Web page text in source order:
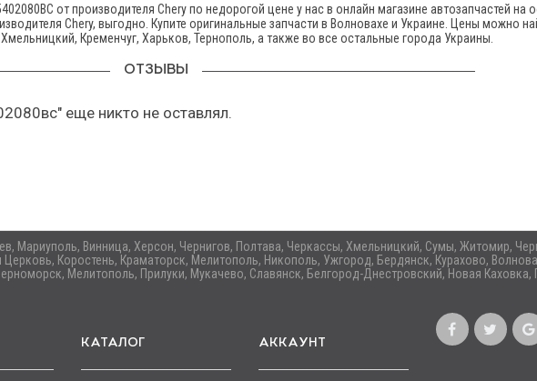
от производителя Chery по недорогой цене у нас в онлайн магазине автозапчастей на
Chery, выгодно. Купите оригинальные запчасти в Волновахе и Украине. Цены можно
Кременчуг, Харьков, Тернополь, а также во все остальные города Украины.
ОТЗЫВЫ
еще никто не оставлял.
Мариуполь, Винница, Херсон, Чернигов, Полтава, Черкассы, Хмельницкий, Сумы, Житомир,
Коростень, Краматорск, Мелитополь, Никополь, Ужгород, Бердянск, Курахово,
Мелитополь, Прилуки, Мукачево, Славянск, Белгород-Днестровский, Новая Каховка,
КАТАЛОГ АККАУНТ